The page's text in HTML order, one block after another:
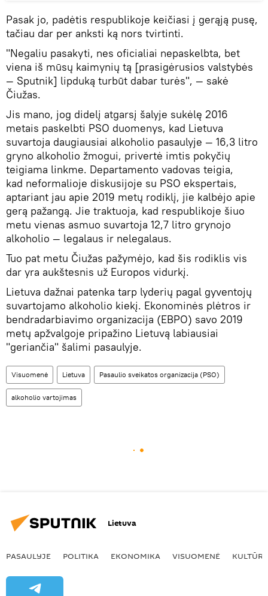
Pasak jo, padėtis respublikoje keičiasi į gerąją pusę,
tačiau dar per anksti ką nors tvirtinti.
"Negaliu pasakyti, nes oficialiai nepaskelbta, bet
viena iš mūsų kaimynių tą [prasigėrusios valstybės
— Sputnik] lipduką turbūt dabar turės", — sakė
Čiužas.
Jis mano, jog didelį atgarsį šalyje sukėlę 2016
metais paskelbti PSO duomenys, kad Lietuva
suvartoja daugiausiai alkoholio pasaulyje — 16,3 litro
gryno alkoholio žmogui, privertė imtis pokyčių
teigiama linkme. Departamento vadovas teigia,
kad neformalioje diskusijoje su PSO ekspertais,
aptariant jau apie 2019 metų rodiklį, jie kalbėjo apie
gerą pažangą. Jie traktuoja, kad respublikoje šiuo
metu vienas asmuo suvartoja 12,7 litro grynojo
alkoholio — legalaus ir nelegalaus.
Tuo pat metu Čiužas pažymėjo, kad šis rodiklis vis
dar yra aukštesnis už Europos vidurkį.
Lietuva dažnai patenka tarp lyderių pagal gyventojų
suvartojamo alkoholio kiekį. Ekonominės plėtros ir
bendradarbiavimo organizacija (EBPO) savo 2019
metų apžvalgoje pripažino Lietuvą labiausiai
"geriančia" šalimi pasaulyje.
Visuomenė Lietuva Pasaulio sveikatos organizacija (PSO)
alkoholio vartojimas
Lietuva
PASAULYJE POLITIKA EKONOMIKA VISUOMENĖ KULTŪRA